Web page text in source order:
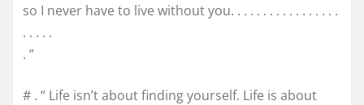
so I never have to live without you. . . . . . . . . . . . . . . . .
. . . . .
. ”
# . “ Life isn’t about finding yourself. Life is about